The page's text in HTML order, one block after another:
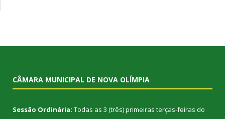
CÂMARA MUNICIPAL DE NOVA OLÍMPIA
Sessão Ordinária: Todas as 3 (três) primeiras terças-feiras do